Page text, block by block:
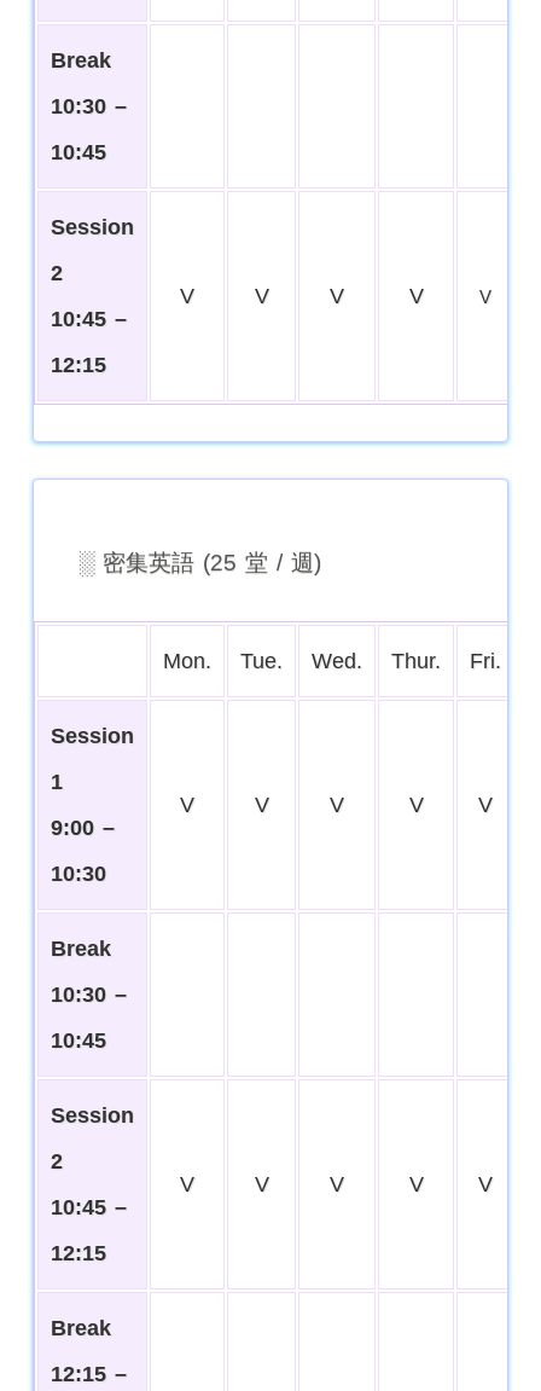
Break
10:30 –
10:45
Session
2
10:45 –
12:15
V V V V V
░ 密集英語 (25 堂 / 週)
Mon. Tue. Wed. Thur. Fri.
Session
1
9:00 –
10:30
V V V V V
Break
10:30 –
10:45
Session
2
10:45 –
12:15
V V V V V
Break
12:15 –